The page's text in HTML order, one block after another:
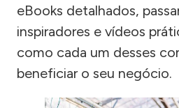
eBooks detalhados,
inspiradores e vídeos
como cada um desses
beneficiar o seu negócio.